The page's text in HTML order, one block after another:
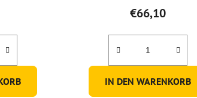
ist
5,0
von
Sternen.
€66,10
IN DEN WARENKORB